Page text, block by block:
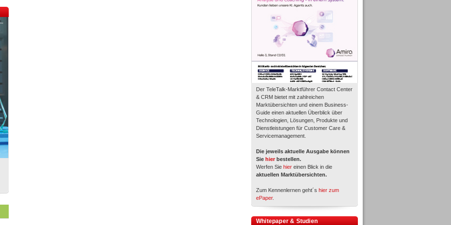
Der TeleTalk-Marktführer Contact Center
& CRM bietet mit zahlreichen
Marktübersichten und einem Business-
Guide einen aktuellen Überblick über
Technologien, Lösungen, Produkte und
Dienstleistungen für Customer Care &
Servicemanagement.
Die jeweils aktuelle Ausgabe können
Sie hier bestellen.
Werfen Sie hier einen Blick in die
aktuellen Marktübersichten.
Zum Kennenlernen geht´s hier zum
ePaper.
Whitepaper & Studien